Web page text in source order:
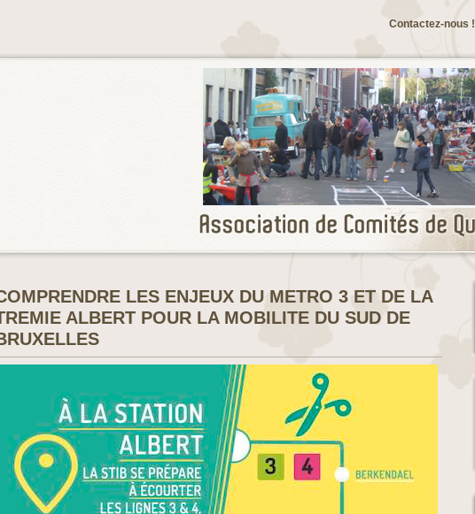
Contactez-nous !
LES ENJEUX DU METRO 3 ET DE LA
ALBERT POUR LA MOBILITE DU SUD DE